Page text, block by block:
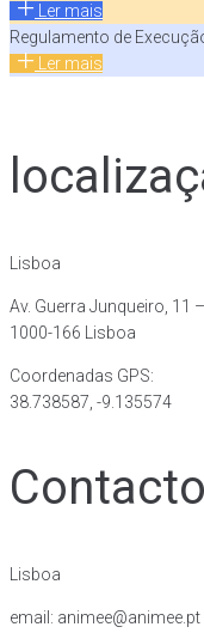
Ler mais
Regulamento de
Ler mais
Lisboa
Av. Guerra Junqueiro, 11 –
1000-166 Lisboa
Coordenadas GPS:
38.738587, -9.135574
Lisboa
email: animee@animee.pt